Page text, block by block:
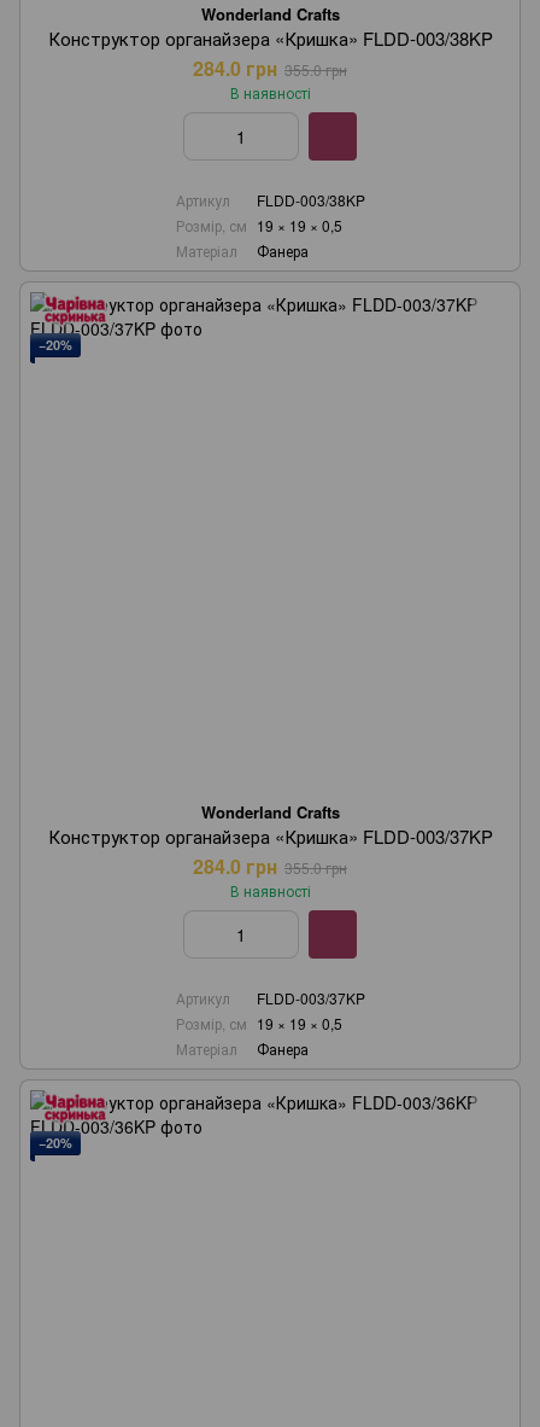
Wonderland Crafts
Конструктор органайзера «Кришка» FLDD-003/38KP
284.0 грн 355.0 грн
В наявності
Артикул
FLDD-003/38KP
Розмір, см 19 × 19 × 0,5
Матеріал
Фанера
−20%
Wonderland Crafts
Конструктор органайзера «Кришка» FLDD-003/37KP
284.0 грн 355.0 грн
В наявності
Артикул
FLDD-003/37KP
Розмір, см 19 × 19 × 0,5
Матеріал
Фанера
−20%